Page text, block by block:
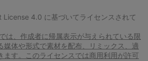
License 4.0 に基づいてライセンスされて
は、作成者に帰属表示が与えられている限
媒体や形式で素材を配布、リミックス、適
ます。このライセンスでは商用利用が許可